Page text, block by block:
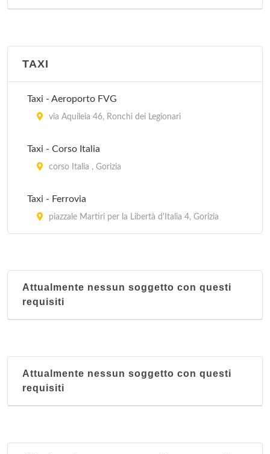
TAXI
Taxi - Aeroporto FVG
via Aquileia 46, Ronchi dei Legionari
Taxi - Corso Italia
corso Italia , Gorizia
Taxi - Ferrovia
piazzale Martiri per la Libertà d'Italia 4, Gorizia
Attualmente nessun soggetto con questi
requisiti
Attualmente nessun soggetto con questi
requisiti